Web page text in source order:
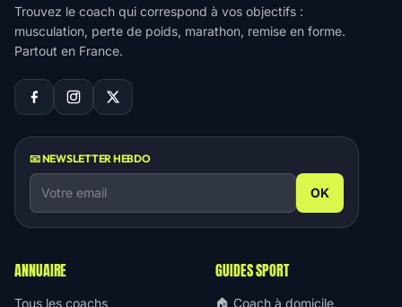
Trouvez le coach qui correspond à vos objectifs :
musculation, perte de poids, marathon, remise en forme.
Partout en France.
📧 NEWSLETTER HEBDO
OK
ANNUAIRE
Tous les coachs
GUIDES SPORT
🏠 Coach à domicile